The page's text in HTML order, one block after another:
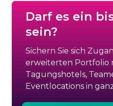
Darf es ein
sein?
Sichern Sie sich
erweiterten Portfolio
Tagungshotels,
Eventlocations in